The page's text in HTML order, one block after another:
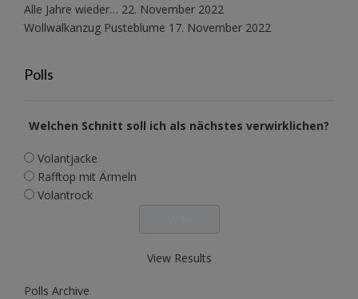
Alle Jahre wieder… 22. November 2022
Wollwalkanzug Pusteblume 17. November 2022
Polls
Welchen Schnitt soll ich als nächstes verwirklichen?
Volantjacke
Rafftop mit Ärmeln
Volantrock
View Results
Polls Archive